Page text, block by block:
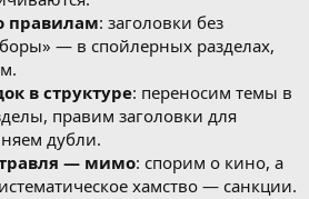
правилам: заголовки без
— в спойлерных разделах,
в структуре: переносим темы в
правим заголовки для
дубли.
— мимо: спорим о кино, а
хамство — санкции.